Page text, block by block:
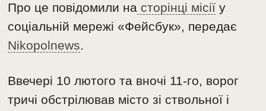
Про це повідомили на сторінці місії у
соціальній мережі «Фейсбук», передає
Nikopolnews.
Ввечері 10 лютого та вночі 11-го, ворог
тричі обстрілював місто зі ствольної і